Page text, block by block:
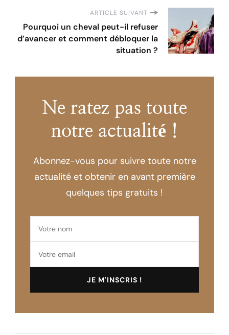
ARTICLE SUIVANT
Pourquoi un cheval peut-il refuser
d’avancer et comment débloquer la
situation ?
Ne ratez pas toute
notre actualité !
Abonnez-vous pour suivre toute notre
actualité et obtenir en avant première
quelques tips gratuits !